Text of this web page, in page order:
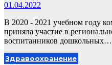
01.04.2022
В 2020 - 2021 учебном году
приняла участие в
воспитанников дошкольных…
Здравоохранение